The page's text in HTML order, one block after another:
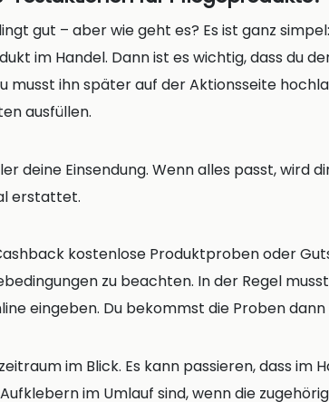
gut – aber wie geht es? Es ist ganz
im Handel. Dann ist es wichtig, dass du
musst ihn später auf der Aktionsseite
ausfüllen.
deine Einsendung. Wenn alles passt, wird
erstattet.
kostenlose Produktproben oder
zu beachten. In der Regel
eingeben. Du bekommst die Proben
im Blick. Es kann passieren, dass im
im Umlauf sind, wenn die